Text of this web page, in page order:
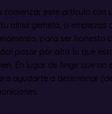
comenzar este artículo con
alma gemela, si
para ser honesto
pasar por alto lo que
En lugar de fingir que
ayudarte a determinar